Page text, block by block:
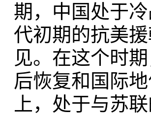
期，中国处于
代初期的抗美
见。在这个时
后恢复和国际
上，处于与苏